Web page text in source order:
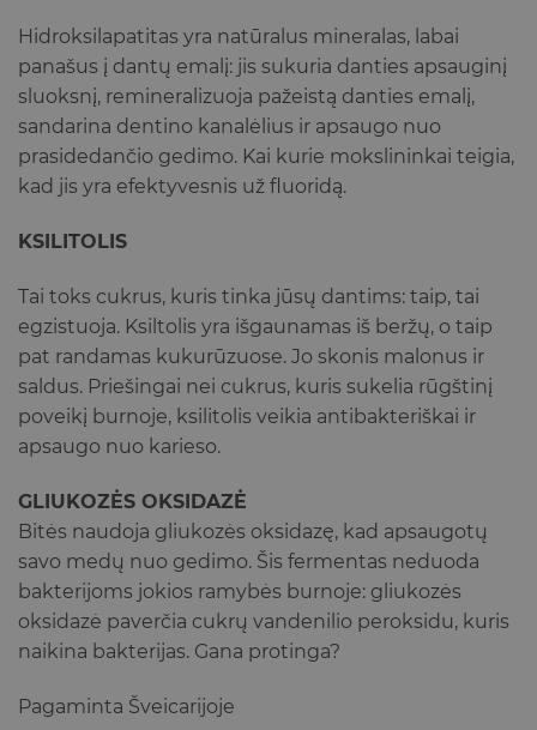
Hidroksilapatitas yra natūralus mineralas, labai
panašus į dantų emalį: jis sukuria danties apsauginį
sluoksnį, remineralizuoja pažeistą danties emalį,
sandarina dentino kanalėlius ir apsaugo nuo
prasidedančio gedimo. Kai kurie mokslininkai teigia,
kad jis yra efektyvesnis už fluoridą.
KSILITOLIS
Tai toks cukrus, kuris tinka jūsų dantims: taip, tai
egzistuoja. Ksiltolis yra išgaunamas iš beržų, o taip
pat randamas kukurūzuose. Jo skonis malonus ir
saldus. Priešingai nei cukrus, kuris sukelia rūgštinį
poveikį burnoje, ksilitolis veikia antibakteriškai ir
apsaugo nuo karieso.
GLIUKOZĖS OKSIDAZĖ
Bitės naudoja gliukozės oksidazę, kad apsaugotų
savo medų nuo gedimo. Šis fermentas neduoda
bakterijoms jokios ramybės burnoje: gliukozės
oksidazė paverčia cukrų vandenilio peroksidu, kuris
naikina bakterijas. Gana protinga?
Pagaminta Šveicarijoje